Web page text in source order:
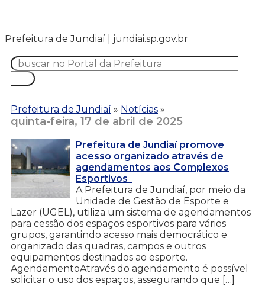
Prefeitura de Jundiaí | jundiai.sp.gov.br
Prefeitura de Jundiaí » Notícias »
quinta-feira, 17 de abril de 2025
Prefeitura de Jundiaí promove
acesso organizado através de
agendamentos aos Complexos
Esportivos
A Prefeitura de Jundiaí, por meio da
Unidade de Gestão de Esporte e
Lazer (UGEL), utiliza um sistema de agendamentos
para cessão dos espaços esportivos para vários
grupos, garantindo acesso mais democrático e
organizado das quadras, campos e outros
equipamentos destinados ao esporte.
AgendamentoAtravés do agendamento é possível
solicitar o uso dos espaços, assegurando que […]